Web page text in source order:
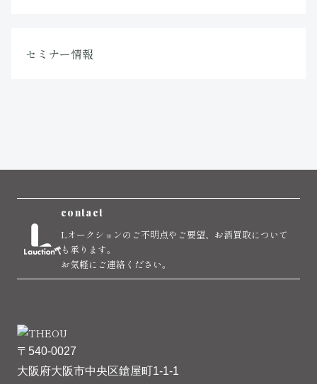
セミナー情報
contact
Lオークションのご不明点やご要望、お酒買取について
も承ります。
お気軽にご連絡ください。
〒540-0027
大阪府大阪市中央区鎗屋町1-1-1